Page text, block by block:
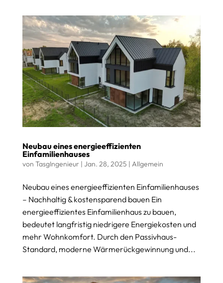
Neubau eines energieeffizienten
Einfamilienhauses
von TasgIngenieur | Jan. 28, 2025 | Allgemein
Neubau eines energieeffizienten Einfamilienhauses
– Nachhaltig & kostensparend bauen Ein
energieeffizientes Einfamilienhaus zu bauen,
bedeutet langfristig niedrigere Energiekosten und
mehr Wohnkomfort. Durch den Passivhaus-
Standard, moderne Wärmerückgewinnung und...